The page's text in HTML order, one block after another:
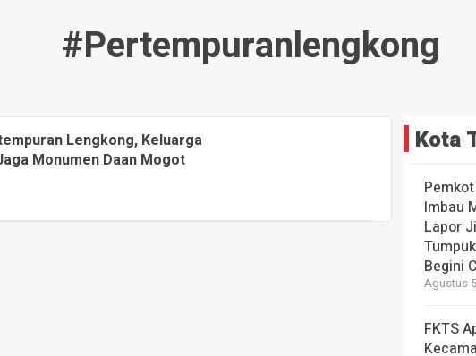
#pertempuranlengkong
Lengkong, Keluarga
Monumen Daan Mogot
Kota
Imbau
Lapor
Begini
Agustus
FKTS